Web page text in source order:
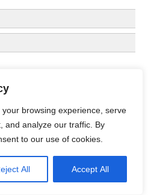
browsing experience, serve
and analyze our traffic. By
to our use of cookies.
All Accept All
えだして しまいました。
して いいました。